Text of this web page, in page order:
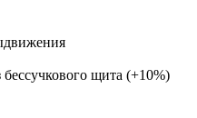
щита (+10%)